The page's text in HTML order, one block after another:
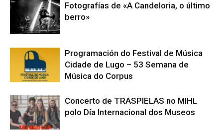
Fotografías de «A Candeloria, o último
berro»
Programación do Festival de Música
Cidade de Lugo – 53 Semana de
Música do Corpus
Concerto de TRASPIELAS no MIHL
polo Día Internacional dos Museos